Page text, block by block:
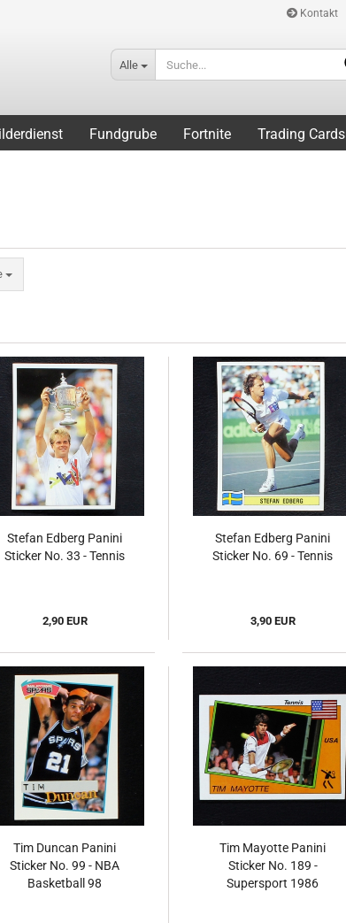
Kontakt
Alle
Fundgrube Fortnite Trading Cards
Stefan Edberg Panini
Sticker No. 33 - Tennis
2,90 EUR
Stefan Edberg Panini
Sticker No. 69 - Tennis
3,90 EUR
Tim Duncan Panini
Sticker No. 99 - NBA
Basketball 98
Tim Mayotte Panini
Sticker No. 189 -
Supersport 1986